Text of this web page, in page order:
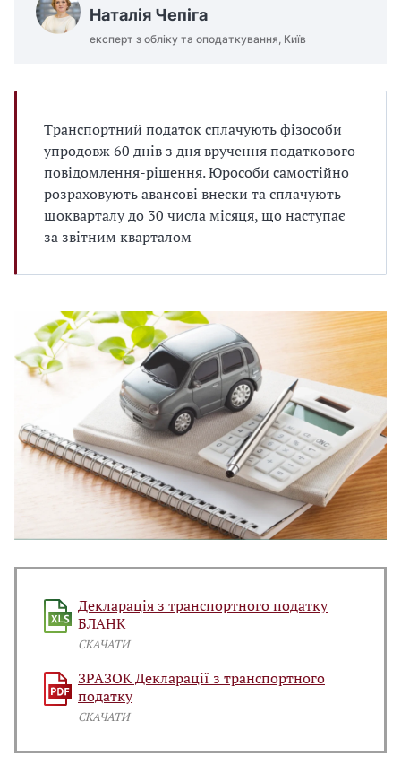
Наталія Чепіга
експерт з обліку та оподаткування, Київ
Транспортний податок сплачують фізособи
упродовж 60 днів з дня вручення податкового
повідомлення-рішення. Юрособи самостійно
розраховують авансові внески та сплачують
щокварталу до 30 числа місяця, що наступає
за звітним кварталом
Декларація з транспортного податку
БЛАНК
СКАЧАТИ
ЗРАЗОК Декларації з транспортного
податку
СКАЧАТИ